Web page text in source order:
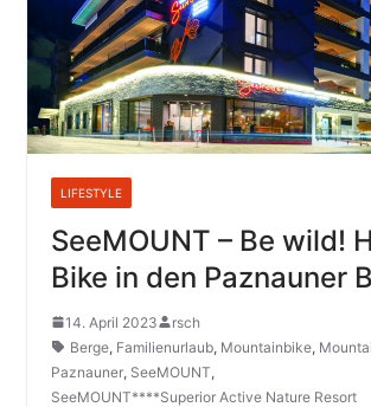
LIFESTYLE
SeeMOUNT – Be wild!
Bike in den Paznauner
14. April 2023
rsch
Berge, Familienurlaub, Mountainbike,
Paznauner, SeeMOUNT,
SeeMOUNT****Superior Active Nature Resort